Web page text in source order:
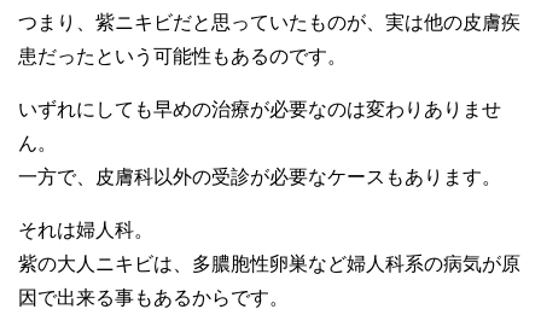
つまり、紫ニキビだと思っていたものが、実は他の皮膚疾
患だったという可能性もあるのです。
いずれにしても早めの治療が必要なのは変わりありませ
ん。
一方で、皮膚科以外の受診が必要なケースもあります。
それは婦人科。
紫の大人ニキビは、多膿胞性卵巣など婦人科系の病気が原
因で出来る事もあるからです。